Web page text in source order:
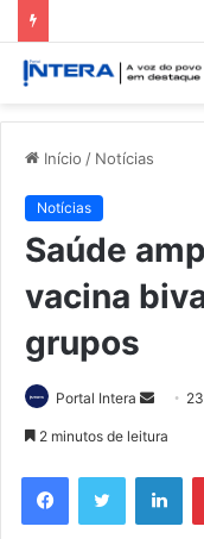
Início / Notícias
Notícias
Saúde
vacina
grupos
Portal Intera
Mande
mail
2 minutos de leitura
FacebookTwitter